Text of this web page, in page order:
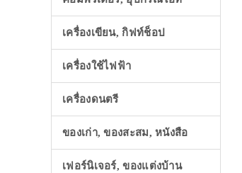
เครื่องเขียน, กิฟท์ช็อป
เครื่องใช้ไฟฟ้า
เครื่องดนตรี
ของเก่า, ของสะสม, หนังสือ
เฟอร์นิเจอร์, ของแต่งบ้าน